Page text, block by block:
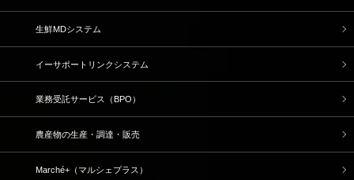
生鮮MDシステム
イーサポートリンクシステム
業務受託サービス（BPO）
農産物の生産・調達・販売
Marché+（マルシェプラス）